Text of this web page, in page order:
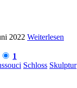
2022 Weiterlesen
1
Schloss Skulptur